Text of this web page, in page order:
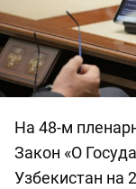
На 48-м
Закон «О
Узбекистан на